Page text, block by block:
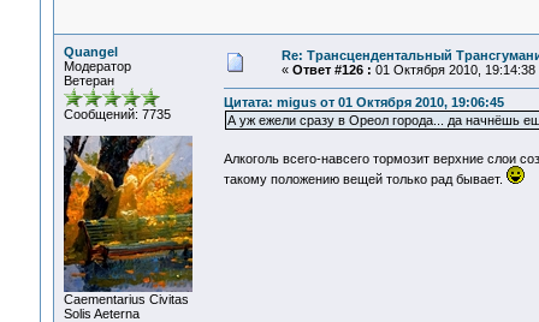
Quangel
Модератор
Ветеран
Сообщений: 7735
Сaementarius Civitas
Solis Aeterna
Re: Трансцендентальный
« Ответ #126 : 01 Октября 2010, 19:14:38
Цитата: migus от 01 Октября 2010, 19:06:45
А уж ежели сразу в Ореол города... да начнёшь
Алкоголь всего-навсего тормозит верхние слои
такому положению вещей только рад бывает.